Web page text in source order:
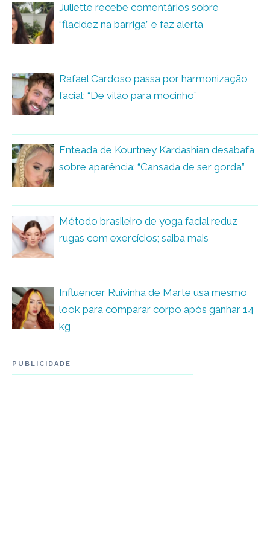
Juliette recebe comentários sobre
“flacidez na barriga” e faz alerta
Rafael Cardoso passa por harmonização
facial: “De vilão para mocinho”
Enteada de Kourtney Kardashian desabafa
sobre aparência: “Cansada de ser gorda”
Método brasileiro de yoga facial reduz
rugas com exercícios; saiba mais
Influencer Ruivinha de Marte usa mesmo
look para comparar corpo após ganhar 14
kg
PUBLICIDADE